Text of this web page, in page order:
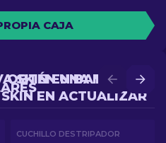
CAJA
OBTÉN UNA MEJOR
SKIN EN ACTUALIZAR
SKIN EN BATALLA
CUCHILLO DESTRIPADOR